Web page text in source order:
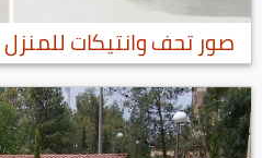
صور تحف وانتيكات